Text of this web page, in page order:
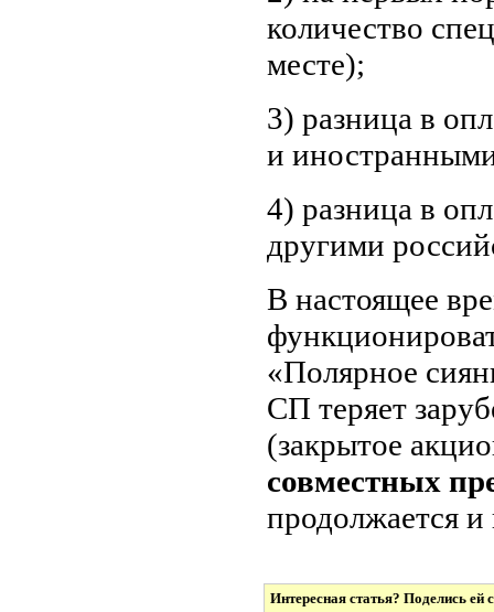
количество
месте);
3) разница в
и
4) разница в
другими
В настоящее
«Полярное
СП теряет
(закрытое
совместных
продолжается и
Интересная статья? Поделись ей